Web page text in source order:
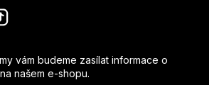
vám budeme zasílat informace o
našem e-shopu.